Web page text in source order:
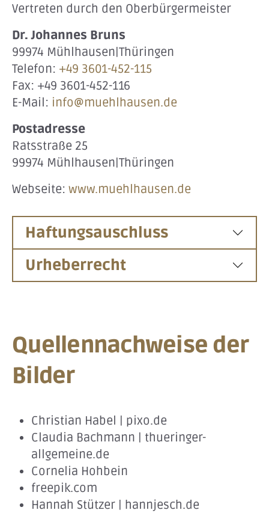
Vertreten durch den Oberbürgermeister
Dr. Johannes Bruns
99974 Mühlhausen|Thüringen
Telefon: +49 3601-452-115
Fax: +49 3601-452-116
E-Mail: info@muehlhausen.de
Postadresse
Ratsstraße 25
99974 Mühlhausen|Thüringen
Webseite: www.muehlhausen.de
Haftungsauschluss
Urheberrecht
Quellennachweise der
Bilder
Christian Habel | pixo.de
Claudia Bachmann | thueringer-
allgemeine.de
Cornelia Hohbein
freepik.com
Hannah Stützer | hannjesch.de